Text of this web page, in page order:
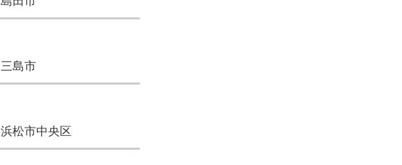
三島市
浜松市中央区